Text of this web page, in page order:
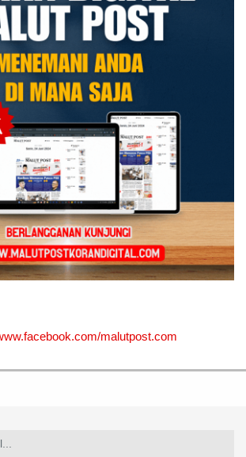
malutpost.com